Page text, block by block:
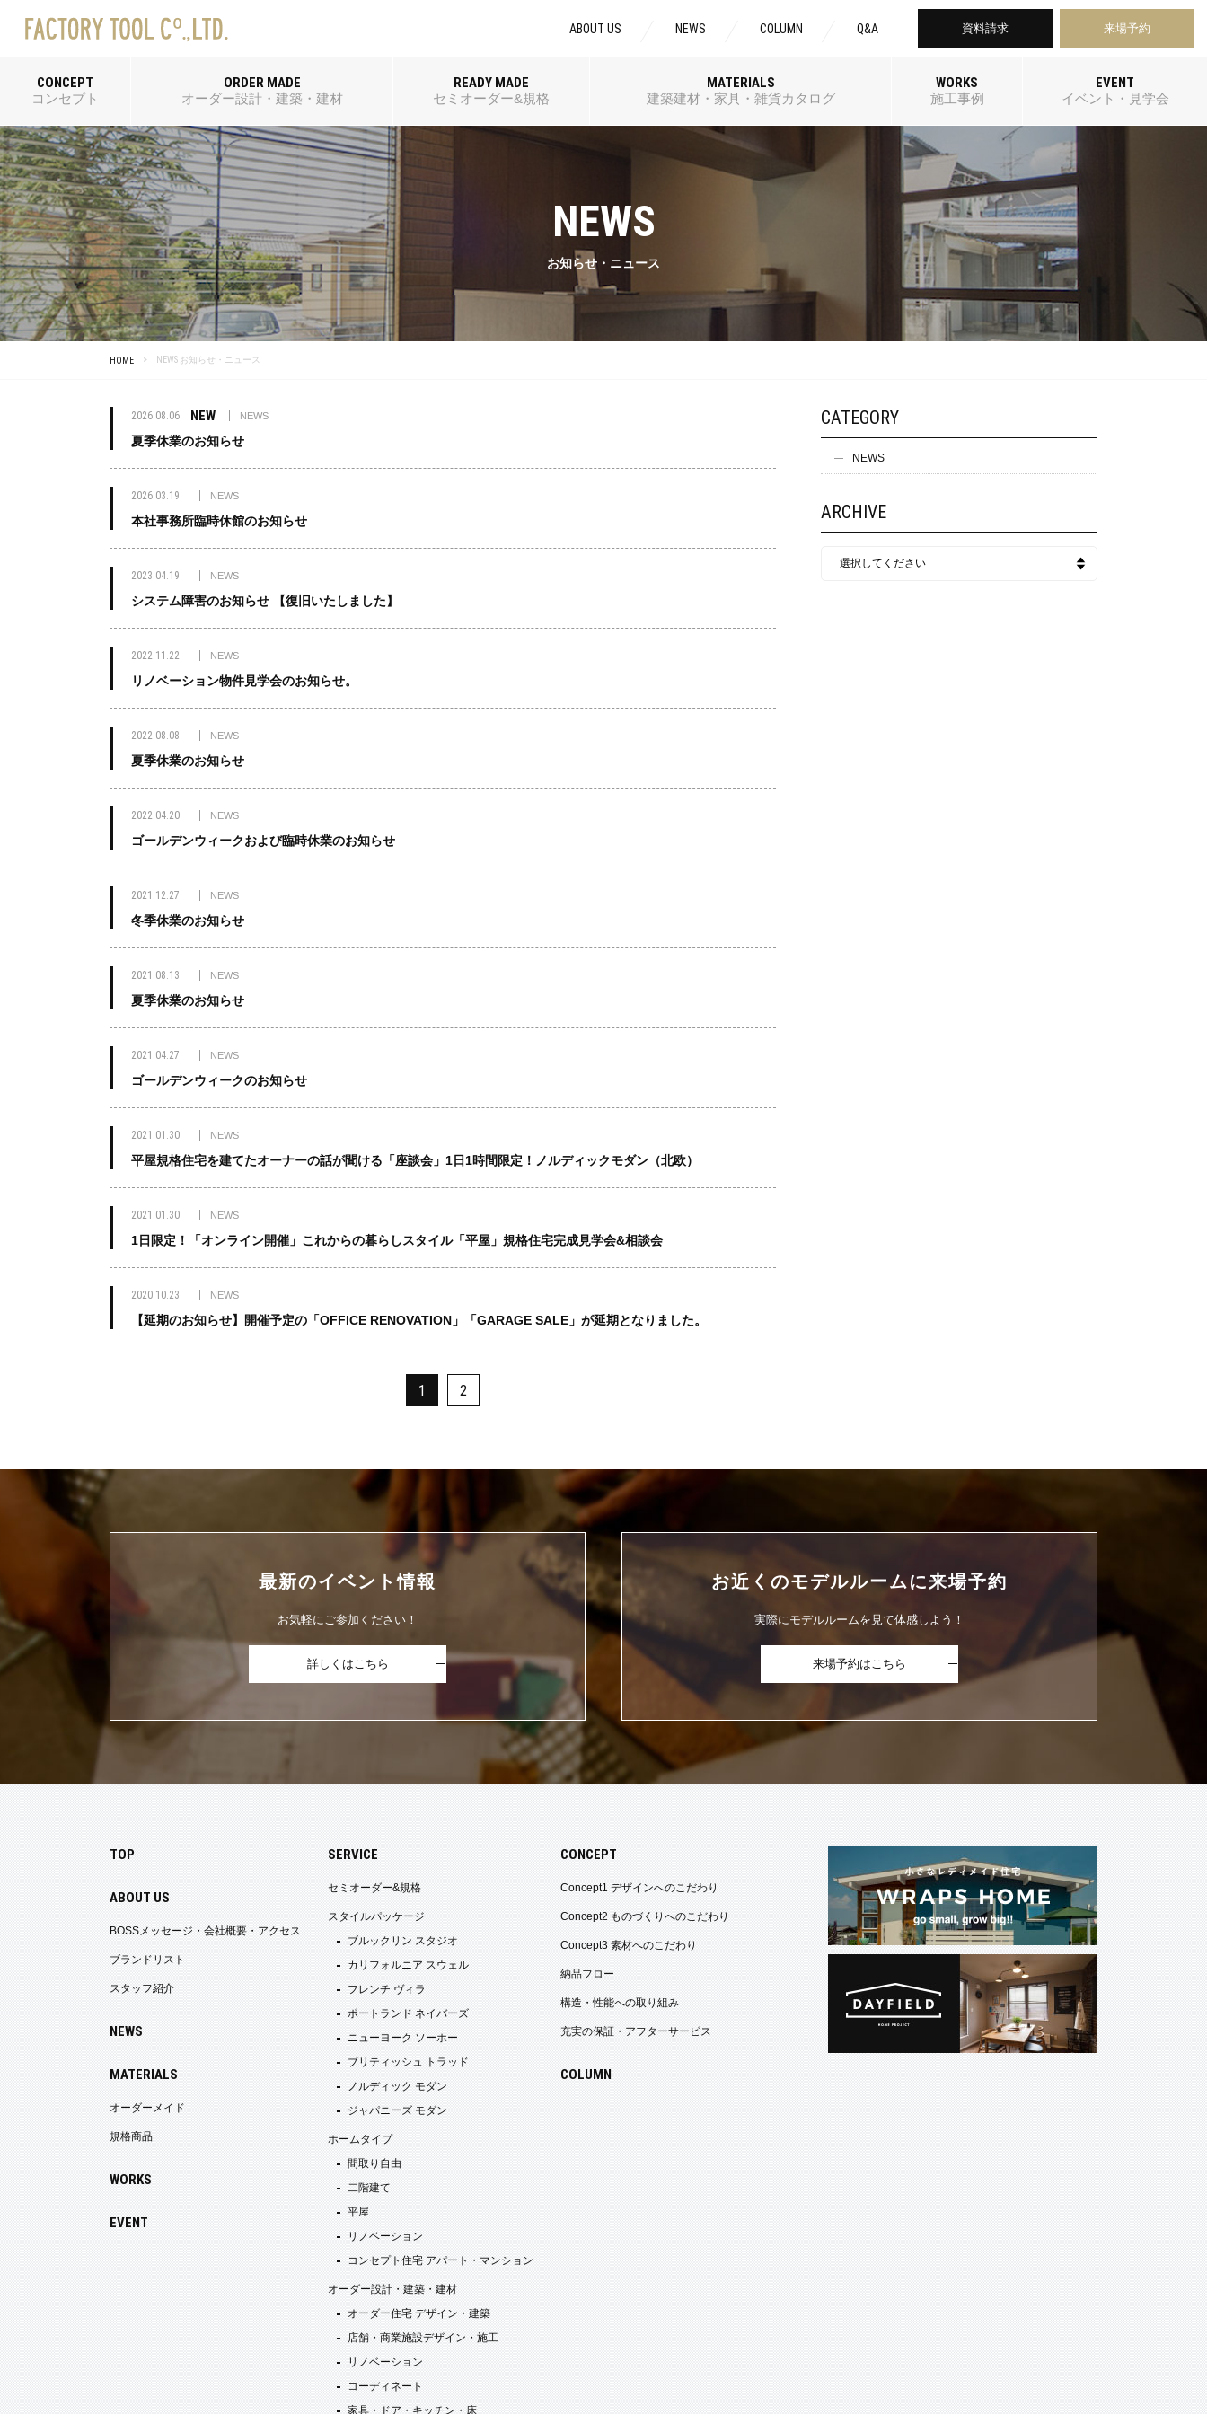
CONCEPT
コンセプト
ORDER MADE
オーダー設計・建築・建材
READY MADE
セミオーダー&規格
MATERIALS
建築建材・家具・雑貨カタログ
WORKS
施工事例
EVENT
イベント・見学会
ABOUT US NEWS COLUMN Q&A 資料請求 来場予約
NEWS
お知らせ・ニュース
HOME NEWS お知らせ・ニュース
2026.08.06 NEW NEWS
夏季休業のお知らせ
2026.03.19 NEWS
本社事務所臨時休館のお知らせ
2023.04.19 NEWS
システム障害のお知らせ 【復旧いたしました】
2022.11.22 NEWS
リノベーション物件見学会のお知らせ。
2022.08.08 NEWS
夏季休業のお知らせ
2022.04.20 NEWS
ゴールデンウィークおよび臨時休業のお知らせ
2021.12.27 NEWS
冬季休業のお知らせ
2021.08.13 NEWS
夏季休業のお知らせ
2021.04.27 NEWS
ゴールデンウィークのお知らせ
2021.01.30 NEWS
平屋規格住宅を建てたオーナーの話が聞ける「座談会」1日1時間限定！ノルディックモダン（北欧）
2021.01.30 NEWS
1日限定！「オンライン開催」これからの暮らしスタイル「平屋」規格住宅完成見学会&相談会
2020.10.23 NEWS
【延期のお知らせ】開催予定の「OFFICE RENOVATION」「GARAGE SALE」が延期となりました。
1 2
CATEGORY
NEWS
ARCHIVE
最新のイベント情報
お気軽にご参加ください！
詳しくはこちら
お近くのモデルルームに来場予約
実際にモデルルームを見て体感しよう！
来場予約はこちら
TOP
ABOUT US
BOSSメッセージ・会社概要・アクセス
ブランドリスト
スタッフ紹介
NEWS
MATERIALS
オーダーメイド
規格商品
WORKS
EVENT
SERVICE
セミオーダー&規格
スタイルパッケージ
ブルックリン スタジオ
カリフォルニア スウェル
フレンチ ヴィラ
ポートランド ネイバーズ
ニューヨーク ソーホー
ブリティッシュ トラッド
ノルディック モダン
ジャパニーズ モダン
ホームタイプ
間取り自由
二階建て
平屋
リノベーション
コンセプト住宅 アパート・マンション
オーダー設計・建築・建材
オーダー住宅 デザイン・建築
店舗・商業施設デザイン・施工
リノベーション
コーディネート
家具・ドア・キッチン・床
CONCEPT
Concept1 デザインへのこだわり
Concept2 ものづくりへのこだわり
Concept3 素材へのこだわり
納品フロー
構造・性能への取り組み
充実の保証・アフターサービス
COLUMN